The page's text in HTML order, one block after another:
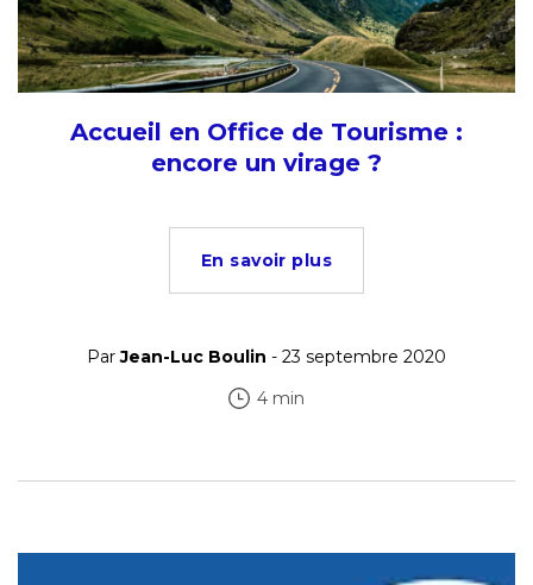
Accueil en Office de Tourisme :
encore un virage ?
En savoir plus
ParJean-Luc Boulin - 23 septembre 2020
4 min